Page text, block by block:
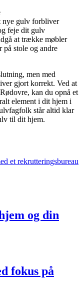
nye gulv forbliver
feje dit gulv
at trække møbler
stole og andre
men med
gjort korrekt. Ved at
kan du opnå et
element i dit hjem i
står altid klar
til dit hjem.
et rekrutteringsbureau
og din
fokus på